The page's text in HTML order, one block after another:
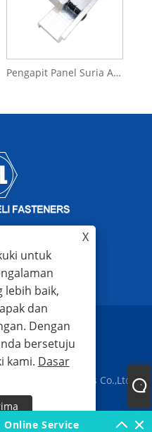
Pengapit Panel Suria Anodized Tahan Pengoksidaan 6005-T5
X
untuk
lebih baik,
dan
Dengan
bersetuju
kami. Dasar
E-mel
Dasar Privasi
Zheli Fasteners Co.,Ltd.
Online Service